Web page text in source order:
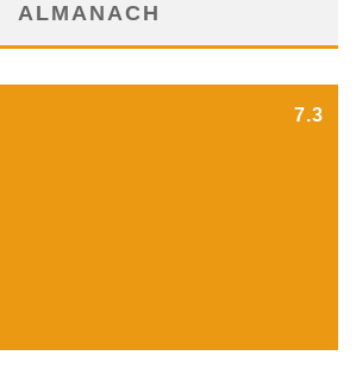
ALMANACH
7.3